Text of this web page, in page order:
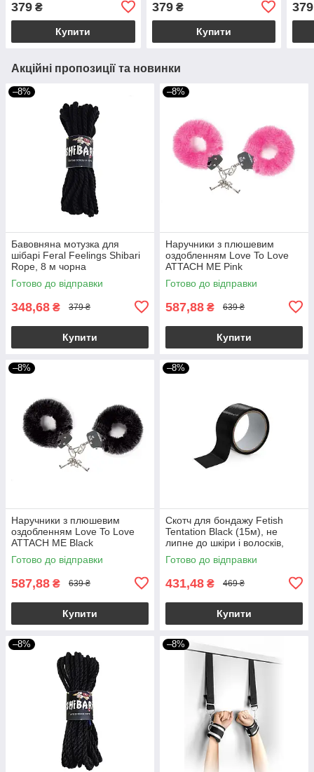
379 ₴
Купити
379₴
Купити
379
Акційні пропозиції та новинки
–8%
Бавовняна мотузка для
шібарі Feral Feelings Shibari
Rope, 8 м чорна
Готово до відправки
348,68 ₴ 379 ₴
Купити
–8%
Наручники з плюшевим
оздобленням Love To Love
ATTACH ME Pink
Готово до відправки
587,88 ₴ 639 ₴
Купити
–8%
Наручники з плюшевим
оздобленням Love To Love
ATTACH ME Black
Готово до відправки
587,88 ₴ 639 ₴
Купити
–8%
Скотч для бондажу Fetish
Tentation Black (15м), не
липне до шкіри і волосків,
тільки сам до себе
Готово до відправки
431,48 ₴ 469 ₴
Купити
–8% –8%